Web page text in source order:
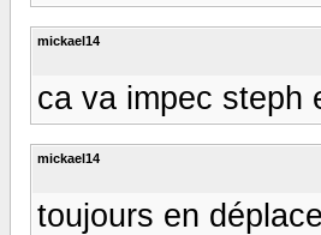
mickael14
ca va impec steph
mickael14
toujours en